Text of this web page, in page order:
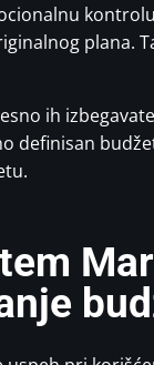
plana.
ih
definisan